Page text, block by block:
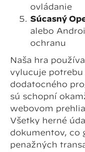
ovládanie
Súčasný
alebo
ochranu
Naša hra
vylučuje
dodatočného
sú schopní
webovom
Všetky herné
dokumentov, čo
peňažných